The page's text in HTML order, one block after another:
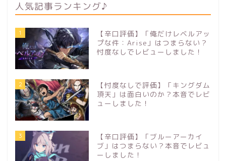
人気記事ランキング♪
1
【辛口評価】「俺だけレベルアッ
プな件：Arise」はつまらない？
忖度なしでレビューしました！
2
【忖度なしで評価】「キングダム
頂天」は面白いのか？本音でレビ
ューしました！
3
【辛口評価】「ブルーアーカイ
ブ」はつまらない？本音でレビュ
ーしました！